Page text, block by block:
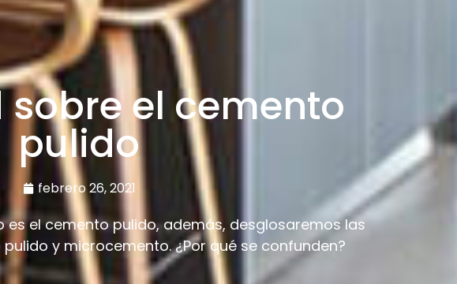
sobre el cemento
pulido
febrero 26, 2021
es el cemento pulido, además, desglosaremos las
y microcemento. ¿Por qué se confunden?